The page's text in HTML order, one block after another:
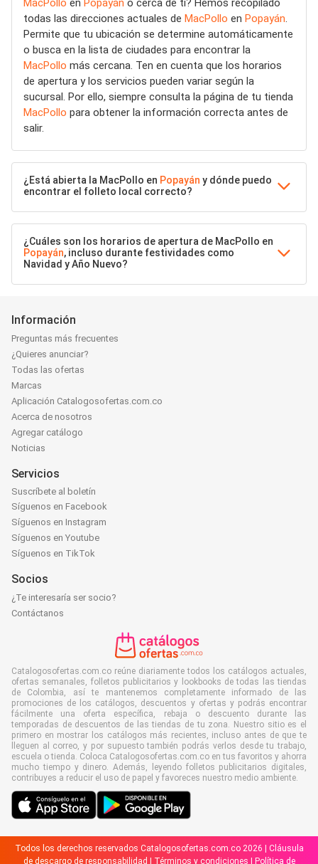
MacPollo en Popayán o cerca de ti? Hemos recopilado
todas las direcciones actuales de MacPollo en Popayán.
Permite que tu ubicación se determine automáticamente
o busca en la lista de ciudades para encontrar la
MacPollo más cercana. Ten en cuenta que los horarios
de apertura y los servicios pueden variar según la
sucursal. Por ello, siempre consulta la página de tu tienda
MacPollo para obtener la información correcta antes de
salir.
¿Está abierta la MacPollo en Popayán y dónde puedo
encontrar el folleto local correcto?
¿Cuáles son los horarios de apertura de MacPollo en
Popayán, incluso durante festividades como
Navidad y Año Nuevo?
Información
Preguntas más frecuentes
¿Quieres anunciar?
Todas las ofertas
Marcas
Aplicación Catalogosofertas.com.co
Acerca de nosotros
Agregar catálogo
Noticias
Servicios
Suscríbete al boletín
Síguenos en Facebook
Síguenos en Instagram
Síguenos en Youtube
Síguenos en TikTok
Socios
¿Te interesaría ser socio?
Contáctanos
Catalogosofertas.com.co reúne diariamente todos los catálogos actuales,
ofertas semanales, folletos publicitarios y lookbooks de todas las tiendas
de Colombia, así te mantenemos completamente informado de las
promociones de los catálogos, descuentos y ofertas y podrás encontrar
fácilmente una oferta específica, rebaja o descuento durante las
temporadas de descuentos de las tiendas de tu zona. Nuestro sitio es el
primero en mostrar los catálogos más recientes, incluso antes de que te
lleguen al correo, y por supuesto también podrás verlos desde tu trabajo,
escuela o tienda. Coloca Catalogosofertas.com.co en tus favoritos y ahorra
mucho tiempo y dinero. Además, leyendo folletos publicitarios digitales,
contribuyes a reducir el uso de papel y favoreces nuestro medio ambiente.
Todos los derechos reservados Catalogosofertas.com.co 2026 | Cláusula
de descargo de responsabilidad
Términos y condiciones Política de